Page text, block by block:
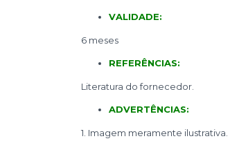
VALIDADE:
6 meses
REFERÊNCIAS:
Literatura do fornecedor.
ADVERTÊNCIAS:
1. Imagem meramente ilustrativa.